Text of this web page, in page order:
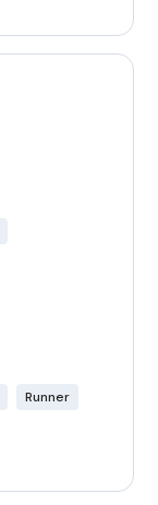
Runner